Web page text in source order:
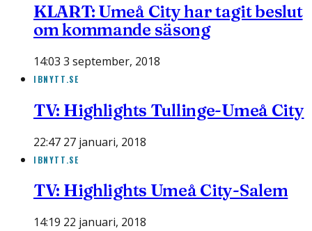
KLART: Umeå City har tagit beslut
om kommande säsong
14:03 3 september, 2018
IBNYTT.SE
TV: Highlights Tullinge-Umeå City
22:47 27 januari, 2018
IBNYTT.SE
TV: Highlights Umeå City-Salem
14:19 22 januari, 2018